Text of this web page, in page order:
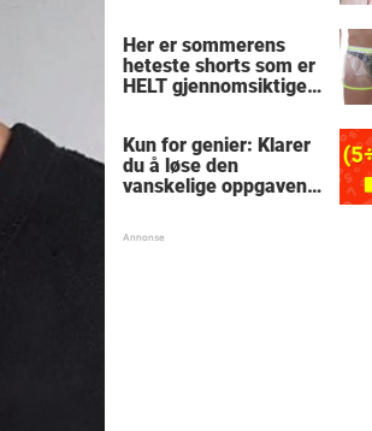
Her er sommerens
heteste shorts som er
HELT gjennomsiktige
Kun for genier: Klarer
du å løse den
vanskelige oppgaven